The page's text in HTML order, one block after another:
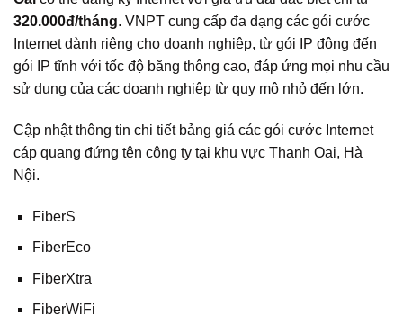
320.000đ/tháng. VNPT cung cấp đa dạng các gói cước
Internet dành riêng cho doanh nghiệp, từ gói IP động đến
gói IP tĩnh với tốc độ băng thông cao, đáp ứng mọi nhu cầu
sử dụng của các doanh nghiệp từ quy mô nhỏ đến lớn.
Cập nhật thông tin chi tiết bảng giá các gói cước Internet
cáp quang đứng tên công ty tại khu vực Thanh Oai, Hà
Nội.
FiberS
FiberEco
FiberXtra
FiberWiFi